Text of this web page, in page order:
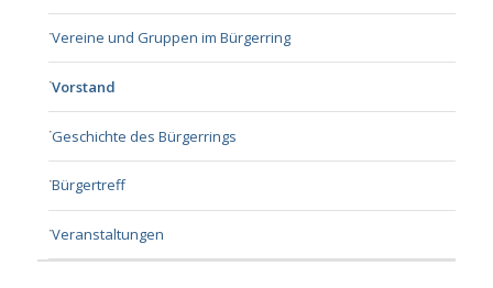
Vereine und Gruppen im Bürgerring
Vorstand
Geschichte des Bürgerrings
Bürgertreff
Veranstaltungen